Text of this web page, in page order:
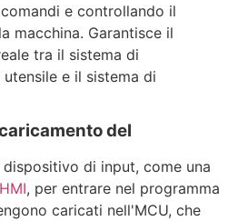
e controllando il
macchina. Garantisce il
tra il sistema di
e il sistema di
del
di input, come una
, per entrare nel programma
caricati nell'MCU, che